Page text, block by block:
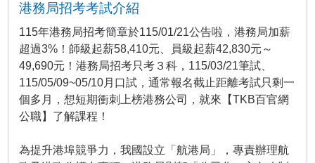
港務局招考考試介紹
115年港務局招考簡章於115/01/21公告啦，港務局加薪
超過3%！師級起薪58,410元、員級起薪42,830元～
49,690元！港務局招考只考３科，115/03/21筆試、
115/05/09~05/10月口試，通常報名截止距離考試只剩一
個多月，想短期衝刺上榜港務公司，就來【TKB百官網
公職】了解課程！
為提升港埠競爭力，我國設立「航港局」，專責辦理航